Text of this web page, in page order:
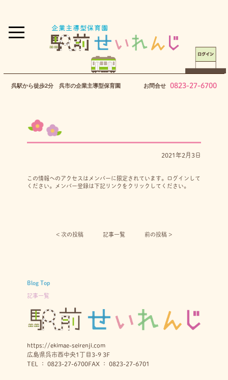
呉駅から徒歩2分 呉市の企業主導型保育園 お問合せ 0823-27-6700
2021年2月3日
この情報へのアクセスはメンバーに限定されています。ログインして
ください。メンバー登録は下記リンクをクリックしてください。
< 次の投稿︎ 記事一覧 前の投稿 >
Blog Top
記事一覧
https://ekimae-seirenji.com
広島県呉市西中央1丁目3-9 3F
TEL ： 0823-27-6700FAX ： 0823-27-6701